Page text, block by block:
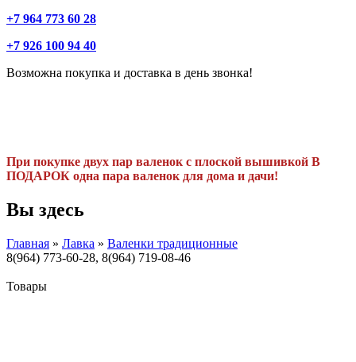
+7 964 773 60 28
+7 926 100 94 40
Возможна покупка и доставка в день звонка!
При покупке двух пар валенок с плоской вышивкой В
ПОДАРОК одна пара валенок для дома и дачи!
Вы здесь
Главная » Лавка » Валенки традиционные
8(964) 773-60-28, 8(964) 719-08-46
Товары